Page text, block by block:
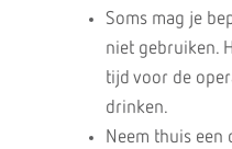
Soms mag je
niet gebruiken.
tijd voor de
drinken.
Neem thuis een